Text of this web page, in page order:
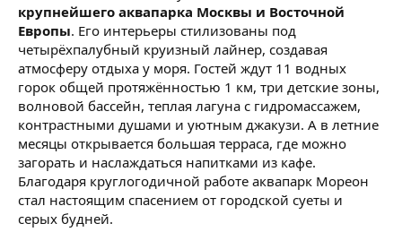
крупнейшего аквапарка Москвы и Восточной
Европы. Его интерьеры стилизованы под
четырёхпалубный круизный лайнер, создавая
атмосферу отдыха у моря. Гостей ждут 11 водных
горок общей протяжённостью 1 км, три детские зоны,
волновой бассейн, теплая лагуна с гидромассажем,
контрастными душами и уютным джакузи. А в летние
месяцы открывается большая терраса, где можно
загорать и наслаждаться напитками из кафе.
Благодаря круглогодичной работе аквапарк Мореон
стал настоящим спасением от городской суеты и
серых будней.